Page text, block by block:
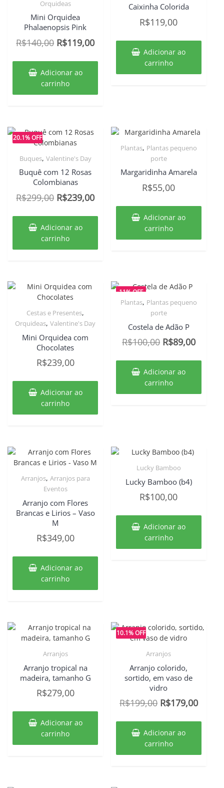
Orquideas
Mini Orquidea
Phalaenopsis Pink
R$140,00 O
original
era:
R$140,00.
R$119,00O
R$119,00.
Adicionar ao
carrinho
Caixinha Colorida
R$119,00
Adicionar ao
carrinho
20.1% OFF
Buques, Valentine's Day
Buquê com 12 Rosas
Colombianas
R$299,00 O
original
era:
R$299,00.
R$239,00O
preço
R$239,00.
Adicionar ao
carrinho
Plantas, Plantas pequeno
porte
Margaridinha Amarela
R$55,00
Adicionar ao
carrinho
Cestas e Presentes,
Orquideas,Valentine's Day
Mini Orquidea com
Chocolates
R$239,00
Adicionar ao
carrinho
11% OFF
Plantas, Plantas pequeno
porte
Costela de Adão P
R$100,00 O
original
era:
R$100,00.
R$89,00O
Adicionar ao
carrinho
Arranjos, Arranjos para
Eventos
Arranjo com Flores
Brancas e Lirios – Vaso
M
R$349,00
Adicionar ao
carrinho
Lucky Bamboo
Lucky Bamboo (b4)
R$100,00
Adicionar ao
carrinho
Arranjos
Arranjo tropical na
madeira, tamanho G
R$279,00
Adicionar ao
carrinho
10.1% OFF
Arranjos
Arranjo colorido,
sortido, em vaso de
vidro
R$199,00 O
original
era:
R$199,00.
R$179,00O
Adicionar ao
carrinho